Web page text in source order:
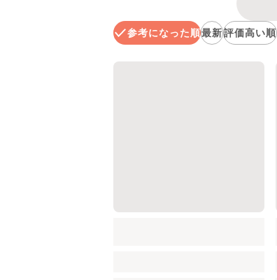
参考になった順最新評価高い順